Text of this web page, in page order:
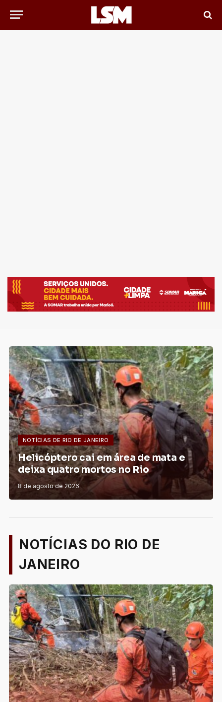
NOTÍCIAS DE RIO DE JANEIRO
Prefeitura do Rio retoma parceria
com Fundação Cacique Cobra Coral
durante alerta de ventos fortes
7 de agosto de 2026
NOTÍCIAS DO RIO DE
JANEIRO